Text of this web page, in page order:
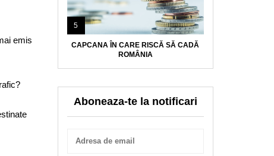
emis
5
CAPCANA ÎN CARE RISCĂ SĂ CADĂ
ROMÂNIA
Aboneaza-te la notificari